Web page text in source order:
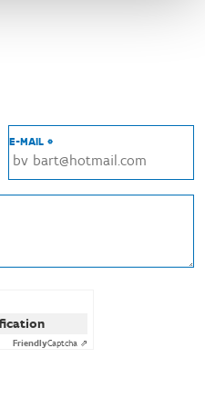
E-MAIL *
FriendlyCaptcha ⇗